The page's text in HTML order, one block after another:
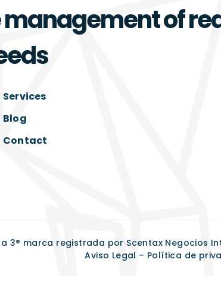
of
Services
Blog
Contact
3® marca registrada por Scentax Negocios
Aviso Legal – Política de